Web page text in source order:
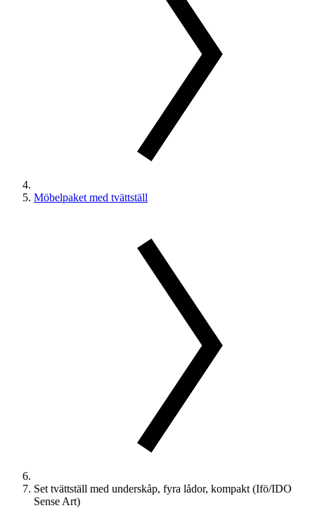
Möbelpaket med tvättställ
Set tvättställ med underskåp, fyra lådor, kompakt (Ifö/IDO
Sense Art)